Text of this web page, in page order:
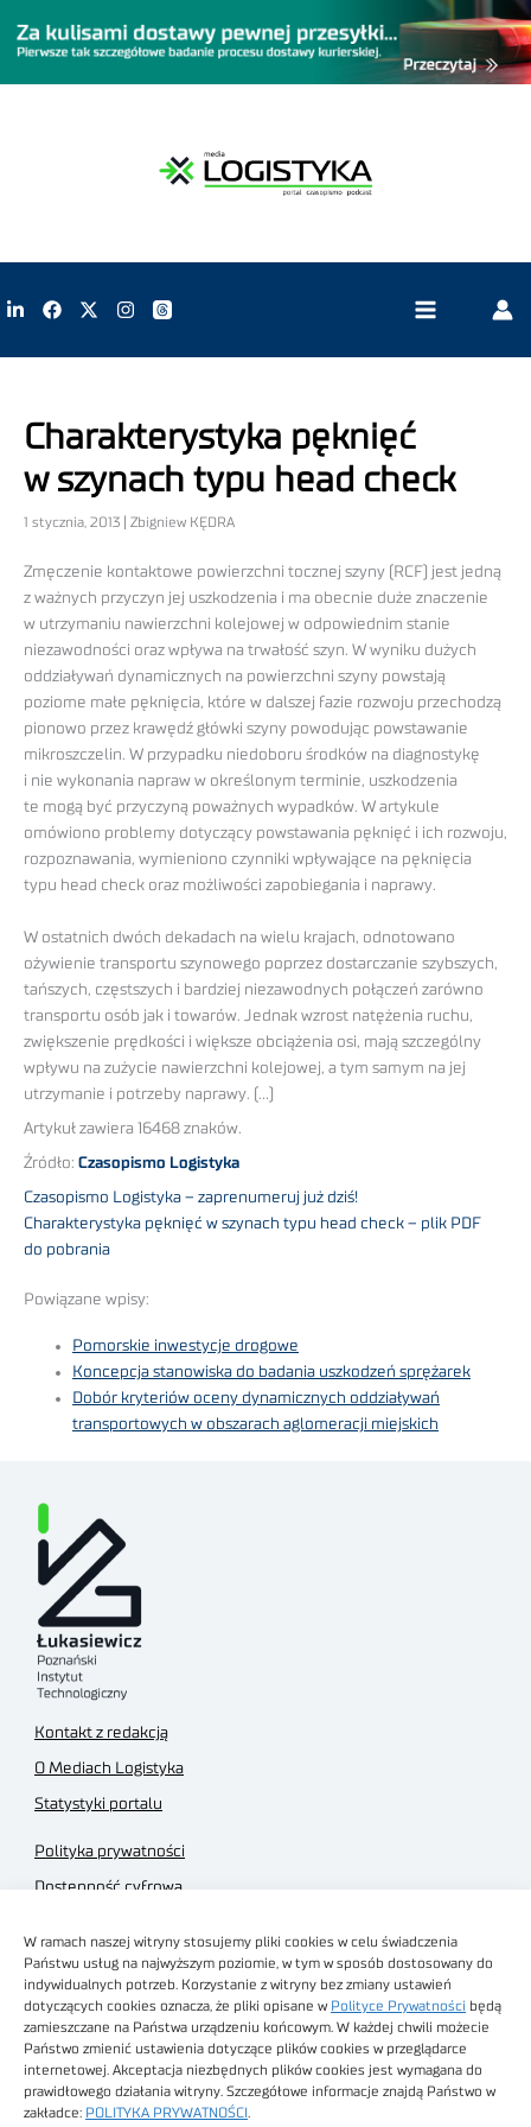
W ramach naszej witryny stosujemy pliki cookies w celu świadczenia
Państwu usług na najwyższym poziomie, w tym w sposób dostosowany do
indywidualnych potrzeb. Korzystanie z witryny bez zmiany ustawień
dotyczących cookies oznacza, że pliki opisane w Polityce Prywatności będą
zamieszczane na Państwa urządzeniu końcowym. W każdej chwili możecie
Państwo zmienić ustawienia dotyczące plików cookies w przeglądarce
internetowej. Akceptacja niezbędnych plików cookies jest wymagana do
prawidłowego działania witryny. Szczegółowe informacje znajdą Państwo w
zakładce: POLITYKA PRYWATNOŚCI
Charakterystyka pęknięć
w szynach typu head check
1 stycznia, 2013 | Zbigniew KĘDRA
Zmęczenie kontaktowe powierzchni tocznej szyny (RCF) jest jedną
z ważnych przyczyn jej uszkodzenia i ma obecnie duże znaczenie
w utrzymaniu nawierzchni kolejowej w odpowiednim stanie
niezawodności oraz wpływa na trwałość szyn. W wyniku dużych
oddziaływań dynamicznych na powierzchni szyny powstają
poziome małe pęknięcia, które w dalszej fazie rozwoju przechodzą
pionowo przez krawędź główki szyny powodując powstawanie
mikroszczelin. W przypadku niedoboru środków na diagnostykę
i nie wykonania napraw w określonym terminie, uszkodzenia
te mogą być przyczyną poważnych wypadków. W artykule
omówiono problemy dotyczący powstawania pęknięć i ich rozwoju,
rozpoznawania, wymieniono czynniki wpływające na pęknięcia
typu head check oraz możliwości zapobiegania i naprawy.
W ostatnich dwóch dekadach na wielu krajach, odnotowano
ożywienie transportu szynowego poprzez dostarczanie szybszych,
tańszych, częstszych i bardziej niezawodnych połączeń zarówno
transportu osób jak i towarów. Jednak wzrost natężenia ruchu,
zwiększenie prędkości i większe obciążenia osi, mają szczególny
wpływu na zużycie nawierzchni kolejowej, a tym samym na jej
utrzymanie i potrzeby naprawy. (…)
Artykuł zawiera 16468 znaków.
Źródło: Czasopismo Logistyka
Czasopismo Logistyka – zaprenumeruj już dziś!
Charakterystyka pęknięć w szynach typu head check – plik PDF
do pobrania
Powiązane wpisy:
Pomorskie inwestycje drogowe
Koncepcja stanowiska do badania uszkodzeń sprężarek
Dobór kryteriów oceny dynamicznych oddziaływań
transportowych w obszarach aglomeracji miejskich
Kontakt z redakcją
O Mediach Logistyka
Statystyki portalu
Polityka prywatności
Dostępność cyfrowa
Regulamin sklepu
Obrazy stockowe
autorstwa